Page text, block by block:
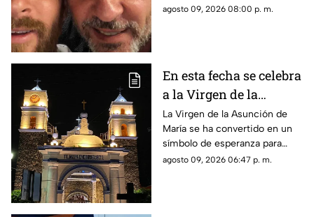
captaron su llegada.
agosto 09, 2026 08:00 p. m.
En esta fecha se celebra
a la Virgen de la
Asunción de María en
Morelos
La Virgen de la Asunción de
María se ha convertido en un
símbolo de esperanza para
miles de creyentes.
agosto 09, 2026 06:47 p. m.